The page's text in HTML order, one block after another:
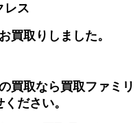
ス
買取りしました。
買取なら買取ファミリ
ださい。